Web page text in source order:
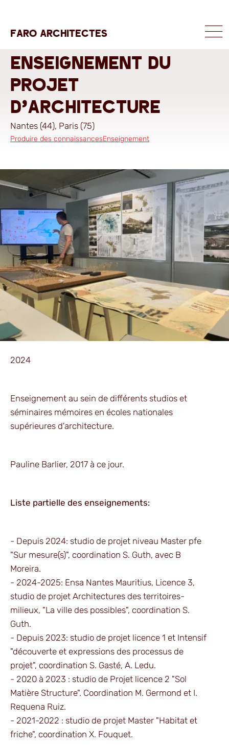
FARO ARCHITECTES MENU
Enseignement du
projet
d'architecture
Nantes (44), Paris (75)
Chapitres
Produire des connaissancesDomaine
Enseignement
2024
Enseignement au sein de différents studios et
séminaires mémoires en écoles nationales
supérieures d'architecture.
Pauline Barlier, 2017 à ce jour.
Liste partielle des enseignements:
- Depuis 2024: studio de projet niveau Master pfe
"Sur mesure(s)", coordination S. Guth, avec B
Moreira.
- 2024-2025: Ensa Nantes Mauritius, Licence 3,
studio de projet Architectures des territoires-
milieux, "La ville des possibles", coordination S.
Guth.
- Depuis 2023: studio de projet licence 1 et Intensif
"découverte et expressions des processus de
projet", coordination S. Gasté, A. Ledu.
- 2020 à 2023 : studio de Projet licence 2 "Sol
Matière Structure". Coordination M. Germond et I.
Requena Ruiz.
- 2021-2022 : studio de projet Master "Habitat et
friche", coordination X. Fouquet.